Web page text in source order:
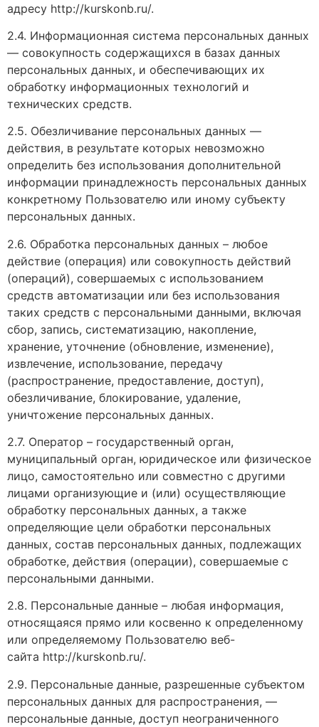
адресу http://kurskonb.ru/.
2.4. Информационная система персональных данных
— совокупность содержащихся в базах данных
персональных данных, и обеспечивающих их
обработку информационных технологий и
технических средств.
2.5. Обезличивание персональных данных —
действия, в результате которых невозможно
определить без использования дополнительной
информации принадлежность персональных данных
конкретному Пользователю или иному субъекту
персональных данных.
2.6. Обработка персональных данных – любое
действие (операция) или совокупность действий
(операций), совершаемых с использованием
средств автоматизации или без использования
таких средств с персональными данными, включая
сбор, запись, систематизацию, накопление,
хранение, уточнение (обновление, изменение),
извлечение, использование, передачу
(распространение, предоставление, доступ),
обезличивание, блокирование, удаление,
уничтожение персональных данных.
2.7. Оператор – государственный орган,
муниципальный орган, юридическое или физическое
лицо, самостоятельно или совместно с другими
лицами организующие и (или) осуществляющие
обработку персональных данных, а также
определяющие цели обработки персональных
данных, состав персональных данных, подлежащих
обработке, действия (операции), совершаемые с
персональными данными.
2.8. Персональные данные – любая информация,
относящаяся прямо или косвенно к определенному
или определяемому Пользователю веб-
сайта http://kurskonb.ru/.
2.9. Персональные данные, разрешенные субъектом
персональных данных для распространения, —
персональные данные, доступ неограниченного